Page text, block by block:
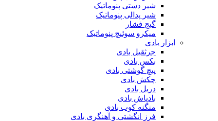
شیر دستی پنوماتیک
شیر پدالی پنوماتیک
گیج فشار
میکرو سوئیچ پنوماتیک
ابزار بادی
جرثقیل بادی
بکس بادی
پیچ گوشتی بادی
چکش بادی
دریل بادی
بادپاش بادی
منگنه کوب بادی
فرز انگشتی و آهنگری بادی